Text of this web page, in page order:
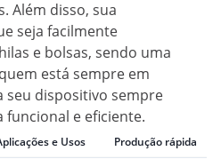
Além disso, sua
seja facilmente
e bolsas, sendo uma
está sempre em
seu dispositivo sempre
funcional e eficiente.
e Usos Produção rápida